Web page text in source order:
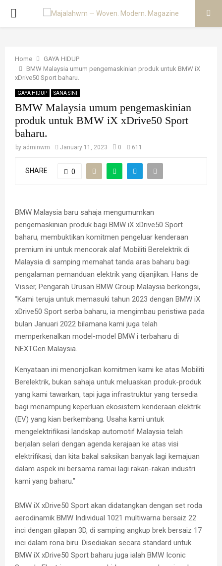
PRIMARY
Home
GAYA HIDUP
BMW Malaysia umum pengemaskinian produk untuk BMW iX
xDrive50 Sport baharu.
GAYA HIDUP SANA SINI
BMW Malaysia umum pengemaskinian
produk untuk BMW iX xDrive50 Sport
baharu.
by adminwm January 11, 2023 0 611
SHARE 0
BMW Malaysia baru sahaja mengumumkan
pengemaskinian produk bagi BMW iX xDrive50 Sport
baharu, membuktikan komitmen pengeluar kenderaan
premium ini untuk mencorak alaf Mobiliti Berelektrik di
Malaysia di samping memahat tanda aras baharu bagi
pengalaman pemanduan elektrik yang dijanjikan. Hans de
Visser, Pengarah Urusan BMW Group Malaysia berkongsi,
“Kami teruja untuk memasuki tahun 2023 dengan BMW iX
xDrive50 Sport serba baharu, ia mengimbau peristiwa pada
bulan Januari 2022 bilamana kami juga telah
memperkenalkan model-model BMW i terbaharu di
NEXTGen Malaysia.
Kenyataan ini menonjolkan komitmen kami ke atas Mobiliti
Berelektrik, bukan sahaja untuk meluaskan produk-produk
yang kami tawarkan, tapi juga infrastruktur yang tersedia
bagi menampung keperluan ekosistem kenderaan elektrik
(EV) yang kian berkembang. Usaha kami untuk
mengelektrifikasi landskap automotif Malaysia telah
berjalan selari dengan agenda kerajaan ke atas visi
elektrifikasi, dan kita bakal saksikan banyak lagi kemajuan
dalam aspek ini bersama ramai lagi rakan-rakan industri
kami yang baharu.”
BMW iX xDrive50 Sport akan didatangkan dengan set roda
aerodinamik BMW Individual 1021 multiwarna bersaiz 22
inci dengan gilapan 3D, di samping angkup brek bersaiz 17
inci dalam rona biru. Disediakan secara standard untuk
BMW iX xDrive50 Sport baharu juga ialah BMW Iconic